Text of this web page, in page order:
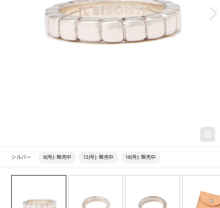
シルバー 8(号): 販売中 13(号): 販売中 18(号): 販売中